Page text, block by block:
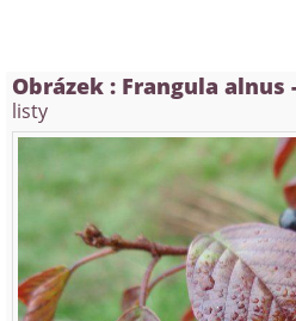
Obrázek : Frangula alnus
listy